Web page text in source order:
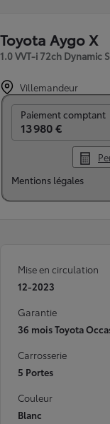
Toyota Aygo X
1.0 VVT-i 72ch Dynamic
Villemandeur
Paiement comptant
13 980 €
Mentions légales
Mise en circulation
12-2023
Garantie
36 mois Toyota
Carrosserie
5 Portes
Couleur
Blanc